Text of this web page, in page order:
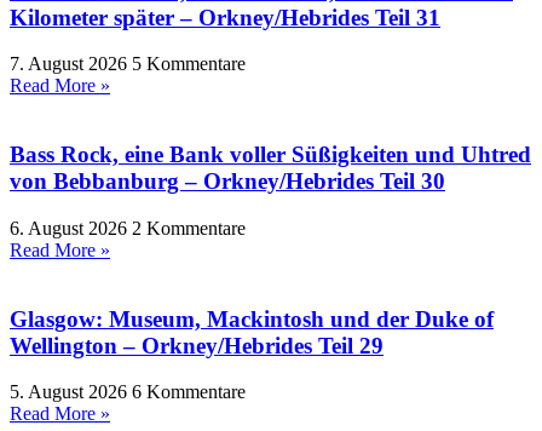
Kilometer später – Orkney/Hebrides Teil 31
7. August 2026 5 Kommentare
Read More »
Bass Rock, eine Bank voller Süßigkeiten und Uhtred
von Bebbanburg – Orkney/Hebrides Teil 30
6. August 2026 2 Kommentare
Read More »
Glasgow: Museum, Mackintosh und der Duke of
Wellington – Orkney/Hebrides Teil 29
5. August 2026 6 Kommentare
Read More »